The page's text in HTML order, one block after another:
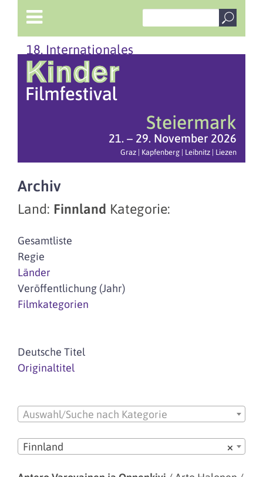
18. Internationales
Steiermark
21. – 29. November 2026
Graz | Kapfenberg | Leibnitz | Liezen
Archiv
Land: Finnland Kategorie:
Gesamtliste
Regie
Länder
Veröffentlichung (Jahr)
Filmkategorien
Deutsche Titel
Originaltitel
Auswahl/Suche nach Kategorie
×
Finnland